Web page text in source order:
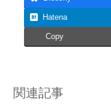
Hatena
Copy
関連記事